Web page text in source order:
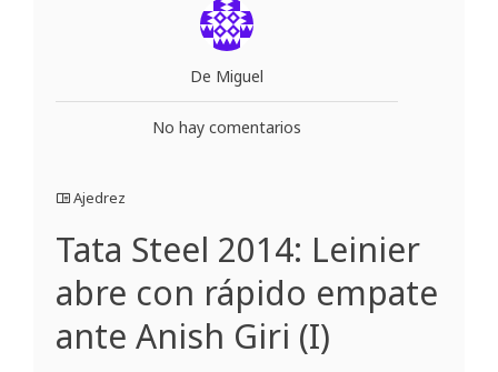
De Miguel
No hay comentarios
Ajedrez
Tata Steel 2014: Leinier
abre con rápido empate
ante Anish Giri (I)